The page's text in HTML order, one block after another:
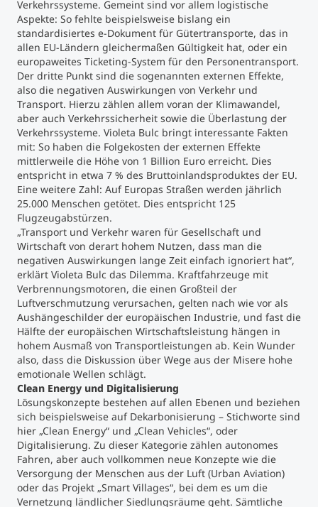
Verkehrssysteme. Gemeint sind vor allem logistische
Aspekte: So fehlte beispielsweise bislang ein
standardisiertes e-Dokument für Gütertransporte, das in
allen EU-Ländern gleichermaßen Gültigkeit hat, oder ein
europaweites Ticketing-System für den Personentransport.
Der dritte Punkt sind die sogenannten externen Effekte,
also die negativen Auswirkungen von Verkehr und
Transport. Hierzu zählen allem voran der Klimawandel,
aber auch Verkehrssicherheit sowie die Überlastung der
Verkehrssysteme. Violeta Bulc bringt interessante Fakten
mit: So haben die Folgekosten der externen Effekte
mittlerweile die Höhe von 1 Billion Euro erreicht. Dies
entspricht in etwa 7 % des Bruttoinlandsproduktes der EU.
Eine weitere Zahl: Auf Europas Straßen werden jährlich
25.000 Menschen getötet. Dies entspricht 125
Flugzeugabstürzen.
„Transport und Verkehr waren für Gesellschaft und
Wirtschaft von derart hohem Nutzen, dass man die
negativen Auswirkungen lange Zeit einfach ignoriert hat“,
erklärt Violeta Bulc das Dilemma. Kraftfahrzeuge mit
Verbrennungsmotoren, die einen Großteil der
Luftverschmutzung verursachen, gelten nach wie vor als
Aushängeschilder der europäischen Industrie, und fast die
Hälfte der europäischen Wirtschaftsleistung hängen in
hohem Ausmaß von Transportleistungen ab. Kein Wunder
also, dass die Diskussion über Wege aus der Misere hohe
emotionale Wellen schlägt.
Clean Energy und Digitalisierung
Lösungskonzepte bestehen auf allen Ebenen und beziehen
sich beispielsweise auf Dekarbonisierung – Stichworte sind
hier „Clean Energy“ und „Clean Vehicles“, oder
Digitalisierung. Zu dieser Kategorie zählen autonomes
Fahren, aber auch vollkommen neue Konzepte wie die
Versorgung der Menschen aus der Luft (Urban Aviation)
oder das Projekt „Smart Villages“, bei dem es um die
Vernetzung ländlicher Siedlungsräume geht. Sämtliche